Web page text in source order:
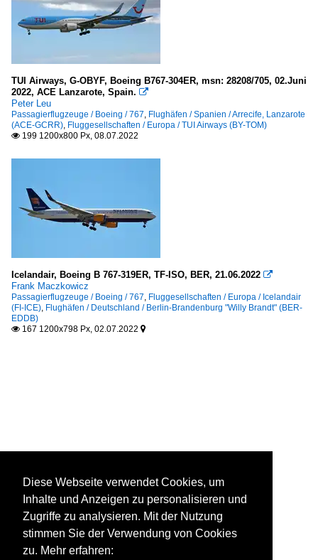
TUI Airways, G-OBYF, Boeing B767-304ER, msn: 28208/705, 02.Juni
2022, ACE Lanzarote, Spain. 
Peter Leu
Passagierflugzeuge / Boeing / 767, Flughäfen / Spanien / Arrecife, Lanzarote
(ACE-GCRR), Fluggesellschaften / Europa / TUI Airways (BY-TOM)
 199 1200x800 Px, 08.07.2022
Icelandair, Boeing B 767-319ER, TF-ISO, BER, 21.06.2022 
Frank Maczkowicz
Passagierflugzeuge / Boeing / 767, Fluggesellschaften / Europa / Icelandair
(FI-ICE), Flughäfen / Deutschland / Berlin-Brandenburg "Willy Brandt" (BER-
EDDB)
 167 1200x798 Px, 02.07.2022 
Diese Webseite verwendet Cookies, um
Inhalte und Anzeigen zu personalisieren und
Zugriffe zu analysieren. Mit der Nutzung
stimmen Sie der Verwendung von Cookies
zu. Mehr erfahren: